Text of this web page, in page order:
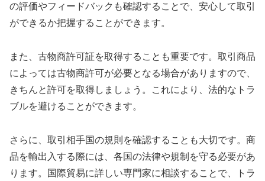
の評価やフィードバックも確認することで、安心して取引
ができるか把握することができます。
また、古物商許可証を取得することも重要です。取引商品
によっては古物商許可が必要となる場合がありますので、
きちんと許可を取得しましょう。これにより、法的なトラ
ブルを避けることができます。
さらに、取引相手国の規則を確認することも大切です。商
品を輸出入する際には、各国の法律や規制を守る必要があ
ります。国際貿易に詳しい専門家に相談することで、トラ